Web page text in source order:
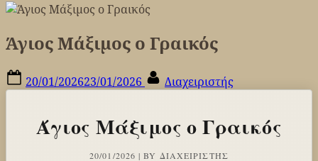
Άγιος Μάξιμος ο Γραικός
Posted
on
20/01/202623/01/2026 By
Διαχειριστής
Άγιος Μάξιμος ο Γραικός
20/01/2026 | BY ΔΙΑΧΕΙΡΙΣΤΉΣ